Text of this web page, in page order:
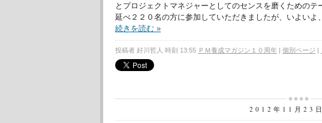
とプロジェクトマネジャーとしてのセンスを磨くためのテ
延べ２２０名の方に参加していただきましたが、いよいよ
続きを読む »
投稿者 好川哲人 時刻 13:55 ＰＭ養成マガジン１０周年 | 個別ページ |
2012年11月23